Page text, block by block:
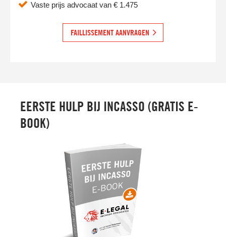
Vaste prijs advocaat van € 1.475
FAILLISSEMENT AANVRAGEN
EERSTE HULP BIJ INCASSO (GRATIS E-
BOOK)